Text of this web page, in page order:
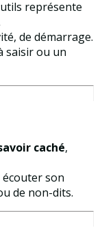
représente
de démarrage.
saisir ou un
caché,
écouter son
de non-dits.